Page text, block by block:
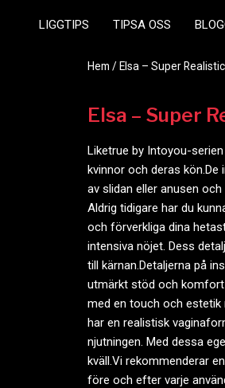
LIGGTIPS TIPSA OSS
Hem / Elsa – Super
Elsa – Super
Liketrue by Intoyou-
kvinnor och deras
av slidan eller anusen
Aldrig tidigare har du
och förverkliga dina
intensiva nöjet. Dess
till kärnan.Detaljerna på
utmärkt stöd och komfort
med en touch och estetik
har en realistisk
njutningen. Med dessa
kväll.Vi rekommenderar
före och efter varje